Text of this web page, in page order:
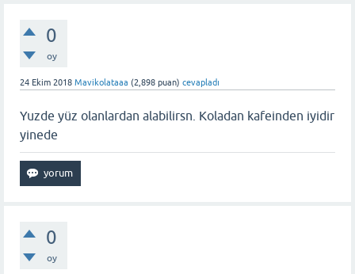
0
oy
24 Ekim 2018 Mavikolataaa (2,898 puan) cevapladı
Yuzde yüz olanlardan alabilirsn. Koladan kafeinden iyidir
yinede
0
oy